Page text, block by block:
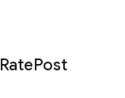
RatePost